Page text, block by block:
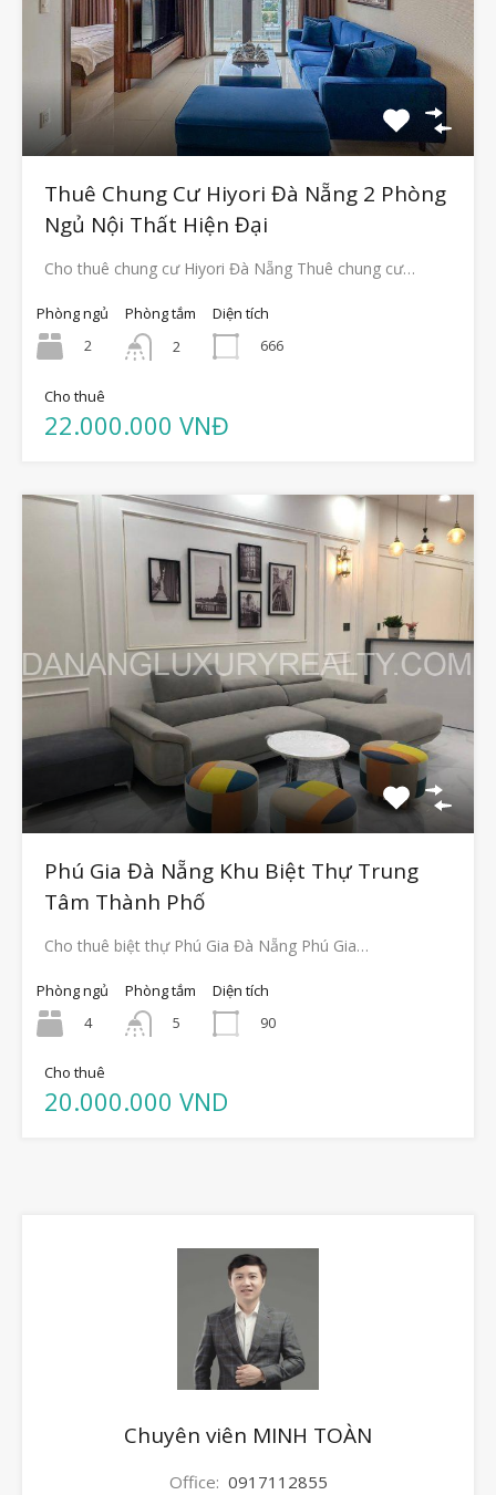
Thuê Chung Cư Hiyori Đà Nẵng 2 Phòng
Ngủ Nội Thất Hiện Đại
Cho thuê chung cư Hiyori Đà Nẵng Thuê chung cư…
Phòng ngủ
2
Phòng tắm
2
Diện tích
666
Cho thuê
22.000.000 VNĐ
Phú Gia Đà Nẵng Khu Biệt Thự Trung
Tâm Thành Phố
Cho thuê biệt thự Phú Gia Đà Nẵng Phú Gia…
Phòng ngủ
4
Phòng tắm
5
Diện tích
90
Cho thuê
20.000.000 VND
Chuyên viên MINH TOÀN
Office: 0917112855